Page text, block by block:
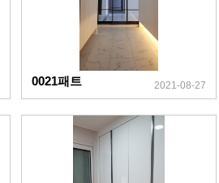
0021패트 2021-08-27